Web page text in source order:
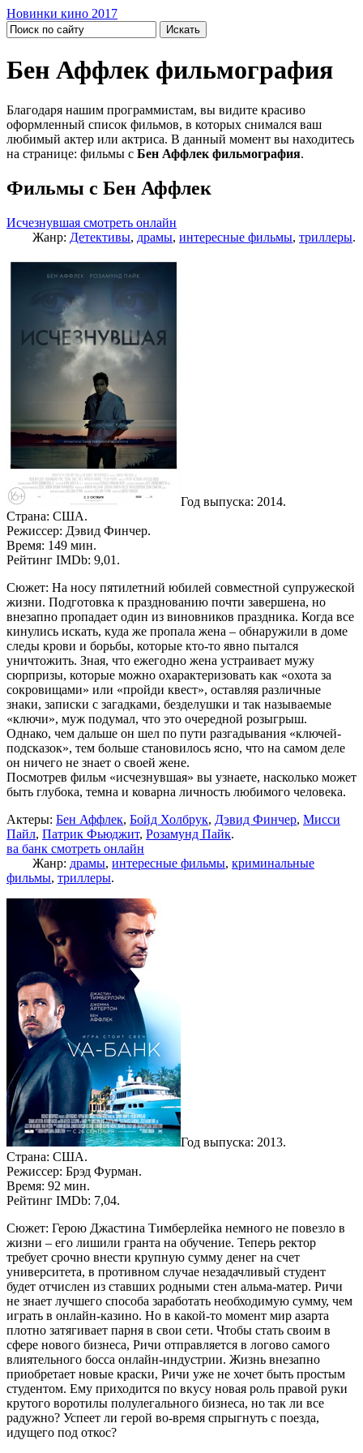
Новинки кино 2017
Бен Аффлек фильмография
Благодаря нашим программистам, вы видите красиво
оформленный список фильмов, в которых снимался ваш
любимый актер или актриса. В данный момент вы находитесь
на странице: фильмы с Бен Аффлек фильмография.
Фильмы с Бен Аффлек
Исчезнувшая смотреть онлайн
Жанр: Детективы, драмы, интересные фильмы, триллеры.
Год выпуска: 2014.
Страна: США.
Режиссер: Дэвид Финчер.
Время: 149 мин.
Рейтинг IMDb: 9,01.
Сюжет: На носу пятилетний юбилей совместной супружеской
жизни. Подготовка к празднованию почти завершена, но
внезапно пропадает один из виновников праздника. Когда все
кинулись искать, куда же пропала жена – обнаружили в доме
следы крови и борьбы, которые кто-то явно пытался
уничтожить. Зная, что ежегодно жена устраивает мужу
сюрпризы, которые можно охарактеризовать как «охота за
сокровищами» или «пройди квест», оставляя различные
знаки, записки с загадками, безделушки и так называемые
«ключи», муж подумал, что это очередной розыгрыш.
Однако, чем дальше он шел по пути разгадывания «ключей-
подсказок», тем больше становилось ясно, что на самом деле
он ничего не знает о своей жене.
Посмотрев фильм «исчезнувшая» вы узнаете, насколько может
быть глубока, темна и коварна личность любимого человека.
Актеры: Бен Аффлек, Бойд Холбрук, Дэвид Финчер, Мисси
Пайл, Патрик Фьюджит, Розамунд Пайк.
ва банк смотреть онлайн
Жанр: драмы, интересные фильмы, криминальные
фильмы, триллеры.
Год выпуска: 2013.
Страна: США.
Режиссер: Брэд Фурман.
Время: 92 мин.
Рейтинг IMDb: 7,04.
Сюжет: Герою Джастина Тимберлейка немного не повезло в
жизни – его лишили гранта на обучение. Теперь ректор
требует срочно внести крупную сумму денег на счет
университета, в противном случае незадачливый студент
будет отчислен из ставших родными стен альма-матер. Ричи
не знает лучшего способа заработать необходимую сумму, чем
играть в онлайн-казино. Но в какой-то момент мир азарта
плотно затягивает парня в свои сети. Чтобы стать своим в
сфере нового бизнеса, Ричи отправляется в логово самого
влиятельного босса онлайн-индустрии. Жизнь внезапно
приобретает новые краски, Ричи уже не хочет быть простым
студентом. Ему приходится по вкусу новая роль правой руки
крутого воротилы полулегального бизнеса, но так ли все
радужно? Успеет ли герой во-время спрыгнуть с поезда,
идущего под откос?